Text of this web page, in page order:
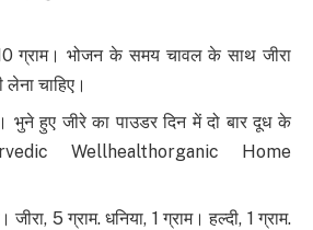
10 ग्राम। भोजन के समय चावल के साथ जीरा
चाहिए।
भुने हुए जीरे का पाउडर दिन में दो बार दूध के
Wellhealthorganic Home
जीरा, 5 ग्राम. धनिया, 1 ग्राम। हल्दी, 1 ग्राम.